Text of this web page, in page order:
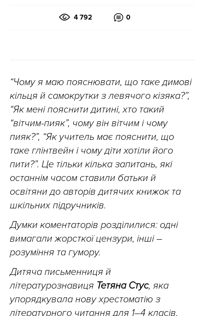
4 792 0
“Чому я маю пояснювати, що таке димові
кільця й самокрутки з левячого кізяка?”,
“Як мені пояснити дитині, хто такий
“вітчим-пияк”, чому він вітчим і чому
пияк?”, “Як учитель має пояснити, що
таке глінтвейн і чому діти хотіли його
пити?”. Це тільки кілька запитань, які
останнім часом ставили батьки й
освітяни до авторів дитячих книжок та
шкільних підручників.
Думки коментаторів розділилися: одні
вимагали жорсткої цензури, інші –
розуміння та гумору.
Дитяча письменниця й
літературознавиця Тетяна Стус, яка
упорядкувала нову хрестоматію з
літературного читання для 1–4 класів,